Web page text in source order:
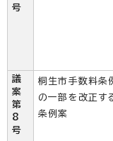
号
議
案
第
8
号
桐生市手数料条
の一部を改正す
条例案